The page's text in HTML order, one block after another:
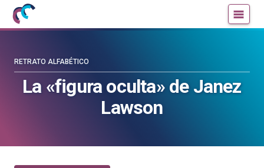
Mujeres
con
la
blog
la
La «figura oculta» de Janez
Lawson
RETRATO ALFABÉTICO